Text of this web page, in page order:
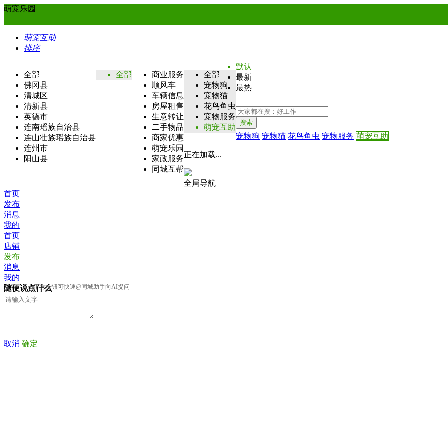
萌宠乐园
萌宠互助
排序
全部
佛冈县
清城区
清新县
英德市
连南瑶族自治县
连山壮族瑶族自治县
连州市
阳山县
全部
商业服务
顺风车
车辆信息
房屋租售
生意转让
二手物品
商家优惠
萌宠乐园
家政服务
同城互帮
全部
宠物狗
宠物猫
花鸟鱼虫
宠物服务
萌宠互助
默认
最新
最热
搜索
宠物狗 宠物猫 花鸟鱼虫 宠物服务 萌宠互助
正在加载...
全局导航
首页
发布
消息
我的
首页
店铺
发布
消息
我的
随便说点什么
提示：点击下方按钮可快速@同城助手向AI提问
取消 确定